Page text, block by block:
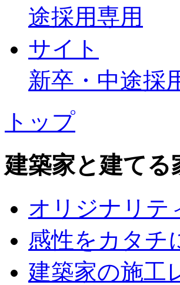
新卒・中途採
トップ
建築家と建てる
オリジナリテ
感性をカタチ
建築家の施工